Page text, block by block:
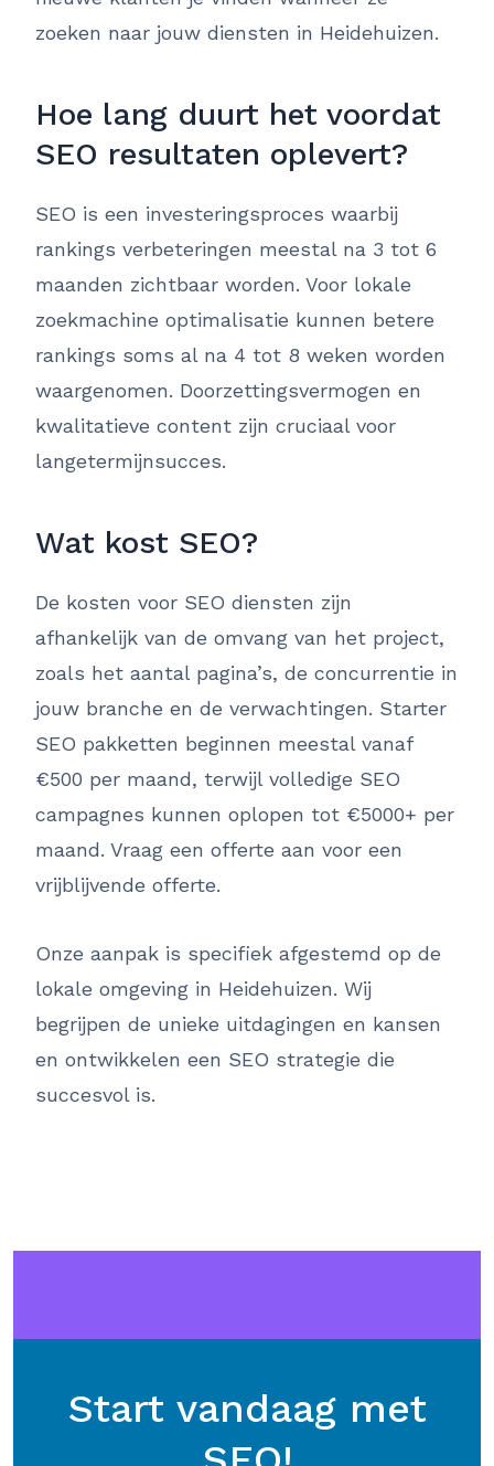
zoeken naar jouw diensten in Heidehuizen.
Hoe lang duurt het voordat
SEO resultaten oplevert?
SEO is een investeringsproces waarbij
rankings verbeteringen meestal na 3 tot 6
maanden zichtbaar worden. Voor lokale
zoekmachine optimalisatie kunnen betere
rankings soms al na 4 tot 8 weken worden
waargenomen. Doorzettingsvermogen en
kwalitatieve content zijn cruciaal voor
langetermijnsucces.
Wat kost SEO?
De kosten voor SEO diensten zijn
afhankelijk van de omvang van het project,
zoals het aantal pagina’s, de concurrentie in
jouw branche en de verwachtingen. Starter
SEO pakketten beginnen meestal vanaf
€500 per maand, terwijl volledige SEO
campagnes kunnen oplopen tot €5000+ per
maand. Vraag een offerte aan voor een
vrijblijvende offerte.
Onze aanpak is specifiek afgestemd op de
lokale omgeving in Heidehuizen. Wij
begrijpen de unieke uitdagingen en kansen
en ontwikkelen een SEO strategie die
succesvol is.
Start vandaag met